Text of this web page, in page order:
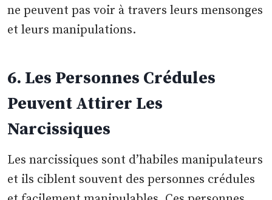
ne peuvent pas voir à travers leurs mensonges
et leurs manipulations.
6. Les Personnes Crédules
Peuvent Attirer Les
Narcissiques
Les narcissiques sont d’habiles manipulateurs
et ils ciblent souvent des personnes crédules